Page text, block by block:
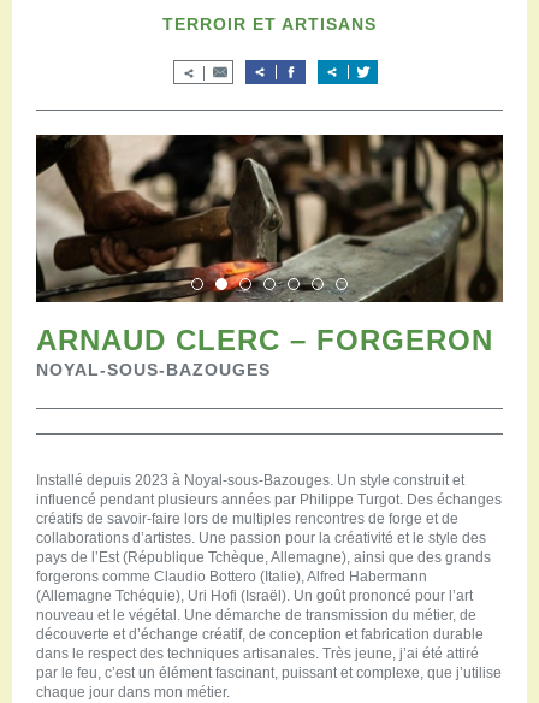
Les activités de loisirs
Terroir et artisans
Autour de chez nous
Séjourner
Hébergements
Restaurants
Aires de camping-car
Salles de réception
Aires de pique-nique
Randonner
Randonnées pédestres
Agenda
Pratique
Nous contacter
Documents à télécharger
Tourisme accessible
Venir en groupe
Espace Pro
TERROIR ET ARTISANS
ARNAUD CLERC – FORGERON
NOYAL-SOUS-BAZOUGES
Installé depuis 2023 à Noyal-sous-Bazouges. Un style construit et
influencé pendant plusieurs années par Philippe Turgot. Des échanges
créatifs de savoir-faire lors de multiples rencontres de forge et de
collaborations d’artistes. Une passion pour la créativité et le style des
pays de l’Est (République Tchèque, Allemagne), ainsi que des grands
forgerons comme Claudio Bottero (Italie), Alfred Habermann
(Allemagne Tchéquie), Uri Hofi (Israël). Un goût prononcé pour l’art
nouveau et le végétal. Une démarche de transmission du métier, de
découverte et d’échange créatif, de conception et fabrication durable
dans le respect des techniques artisanales. Très jeune, j’ai été attiré
par le feu, c’est un élément fascinant, puissant et complexe, que j’utilise
chaque jour dans mon métier.